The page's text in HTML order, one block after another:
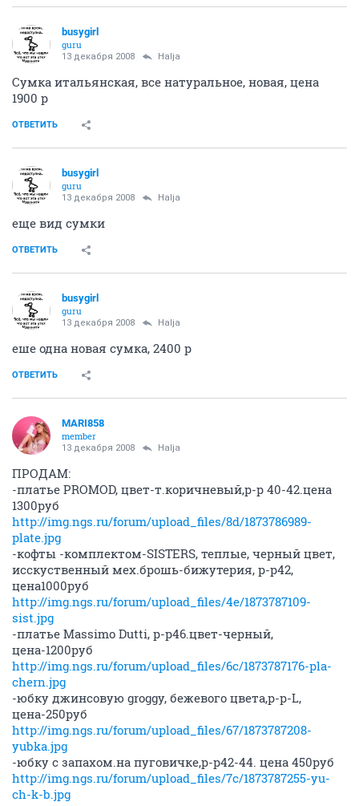
busygirl
guru
13 декабря 2008 Halja
Сумка итальянская, все натуральное, новая, цена
1900 р
ОТВЕТИТЬ
busygirl
guru
13 декабря 2008 Halja
еще вид сумки
ОТВЕТИТЬ
busygirl
guru
13 декабря 2008 Halja
еше одна новая сумка, 2400 р
ОТВЕТИТЬ
MARI858
member
13 декабря 2008 Halja
ПРОДАМ:
-платье PROMOD, цвет-т.коричневый,р-р 40-42.цена
1300руб
http://img.ngs.ru/forum/upload_files/8d/1873786989-
plate.jpg
-кофты -комплектом-SISTERS, теплые, черный цвет,
исскуственный мех.брошь-бижутерия, р-р42,
цена1000руб
http://img.ngs.ru/forum/upload_files/4e/1873787109-
sist.jpg
-платье Massimo Dutti, р-р46.цвет-черный,
цена-1200руб
http://img.ngs.ru/forum/upload_files/6c/1873787176-pla-
chern.jpg
-юбку джинсовую groggy, бежевого цвета,р-р-L,
цена-250руб
http://img.ngs.ru/forum/upload_files/67/1873787208-
yubka.jpg
-юбку с запахом.на пуговичке,р-р42-44. цена 450руб
http://img.ngs.ru/forum/upload_files/7c/1873787255-yu-
ch-k-b.jpg